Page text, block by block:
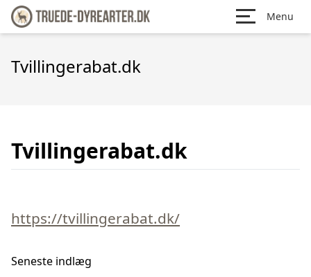
Menu
Tvillingerabat.dk
Tvillingerabat.dk
https://tvillingerabat.dk/
Seneste indlæg